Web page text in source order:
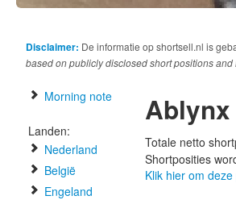
Disclaimer: De informatie op shortsell.nl is
based on publicly disclosed short positions
Morning note
Landen:
Nederland
België
Engeland
Ablynx
Totale netto
Shortposities
Klik hier om